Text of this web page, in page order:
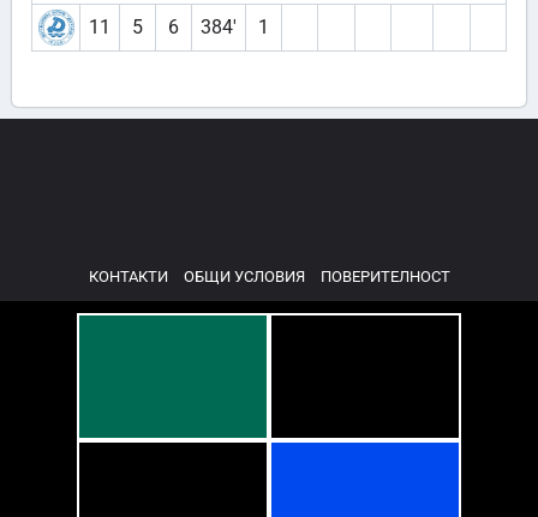
11 5 6 384′ 1
КОНТАКТИ ОБЩИ УСЛОВИЯ ПОВЕРИТЕЛНОСТ